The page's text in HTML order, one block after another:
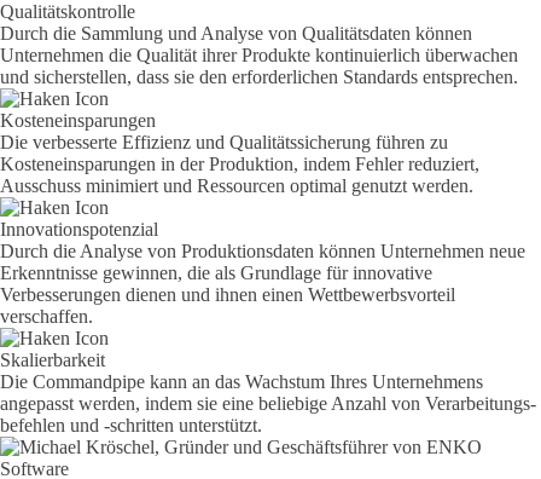
Qualitätskontrolle
Durch die Sammlung und Analyse von Qualitätsdaten können
Unternehmen die Qualität ihrer Produkte kontinuierlich überwachen
und sicherstellen, dass sie den erforderlichen Standards entsprechen.
Kosteneinsparungen
Die verbesserte Effizienz und Qualitätssicherung führen zu
Kosteneinsparungen in der Produktion, indem Fehler reduziert,
Ausschuss minimiert und Ressourcen optimal genutzt werden.
Innovationspotenzial
Durch die Analyse von Produktionsdaten können Unternehmen neue
Erkenntnisse gewinnen, die als Grundlage für innovative
Verbesserungen dienen und ihnen einen Wettbewerbsvorteil
verschaffen.
Skalierbarkeit
Die Commandpipe kann an das Wachstum Ihres Unternehmens
angepasst werden, indem sie eine beliebige Anzahl von Verar­beitungs­
befehlen und -schritten unterstützt.